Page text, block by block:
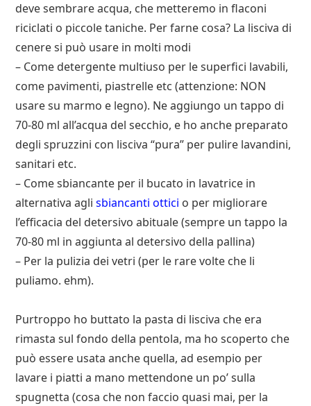
deve sembrare acqua, che metteremo in flaconi
riciclati o piccole taniche. Per farne cosa? La lisciva di
cenere si può usare in molti modi
– Come detergente multiuso per le superfici lavabili,
come pavimenti, piastrelle etc (attenzione: NON
usare su marmo e legno). Ne aggiungo un tappo di
70-80 ml all’acqua del secchio, e ho anche preparato
degli spruzzini con lisciva “pura” per pulire lavandini,
sanitari etc.
– Come sbiancante per il bucato in lavatrice in
alternativa aglisbiancanti ottici o per migliorare
l’efficacia del detersivo abituale (sempre un tappo la
70-80 ml in aggiunta al detersivo della pallina)
– Per la pulizia dei vetri (per le rare volte che li
puliamo. ehm).
Purtroppo ho buttato la pasta di lisciva che era
rimasta sul fondo della pentola, ma ho scoperto che
può essere usata anche quella, ad esempio per
lavare i piatti a mano mettendone un po’ sulla
spugnetta (cosa che non faccio quasi mai, per la